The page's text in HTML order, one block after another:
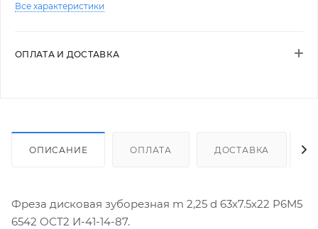
Все характеристики
ОПЛАТА И ДОСТАВКА
ОПИСАНИЕ ОПЛАТА ДОСТАВКА
Фреза дисковая зуборезная m 2,25 d 63х7.5х22 Р6М5
6542 ОСТ2 И-41-14-87.